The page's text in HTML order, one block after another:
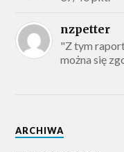
nzpetter
"Z tym
można się
ARCHIWA